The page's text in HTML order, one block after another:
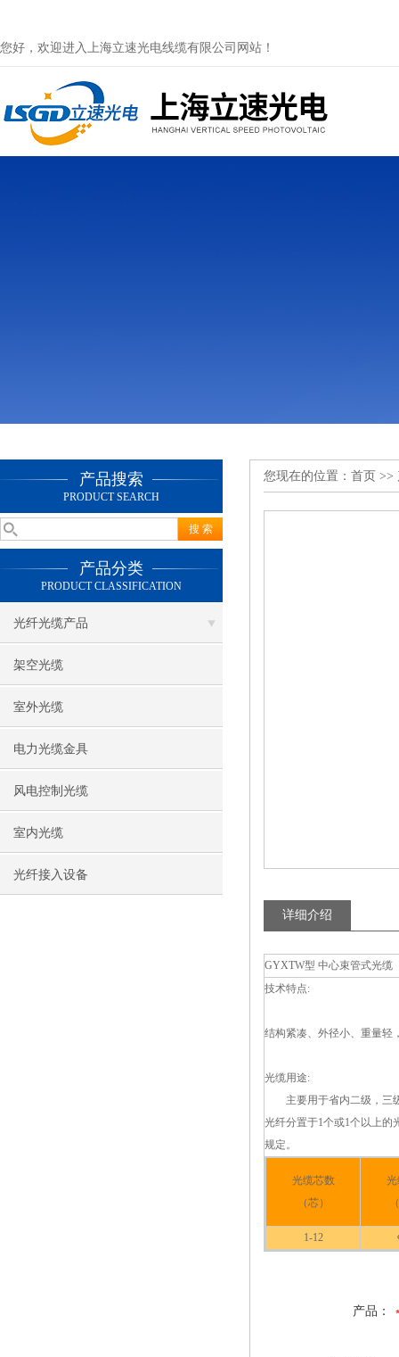
您好，欢迎进入上海立速光电线缆有限公司网站！
产品搜索
PRODUCT SEARCH
产品分类
PRODUCT CLASSIFICATION
光纤光缆产品
架空光缆
室外光缆
电力光缆金具
风电控制光缆
室内光缆
光纤接入设备
您现在的位置： 首页 >>
详细介绍
GYXTW型 中心束管式光缆
技术特点:
结构紧凑、外径小、重量轻
光缆用途:
主要用于省内二级，三级
光纤分置于1个或1个以上的
规定。
光缆芯数
（芯）
光
1-12
产品：